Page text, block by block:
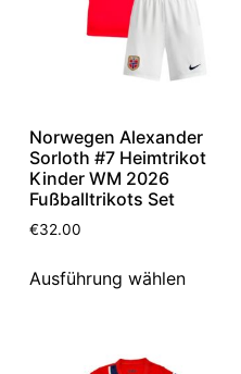
Norwegen Alexander
Sorloth #7 Heimtrikot
Kinder WM 2026
Fußballtrikots Set
€32.00
Ausführung wählen